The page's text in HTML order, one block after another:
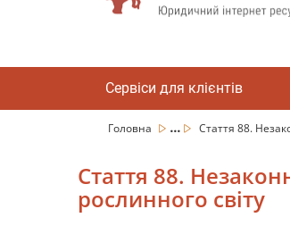
Сервіси для клієнтів
Головна ... Стаття 88.
Стаття 88.
рослинного світу